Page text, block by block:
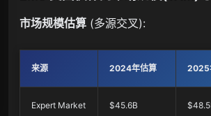
市场规模估算 (多源交叉):
来源 2024年估算 2025
Expert Market
$45.6B